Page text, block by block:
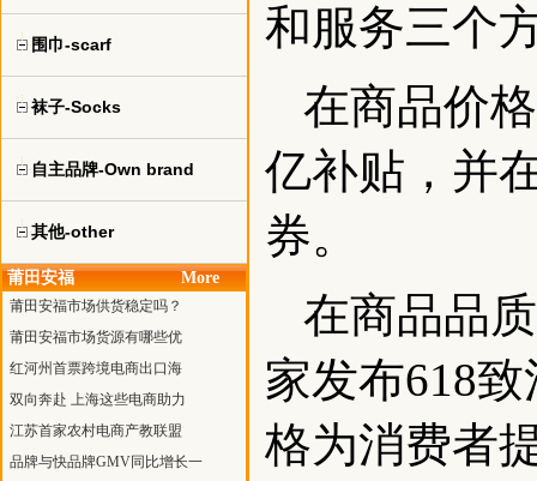
围巾-scarf
袜子-Socks
自主品牌-Own brand
其他-other
莆田安福 More
莆田安福市场供货稳定吗？
莆田安福市场货源有哪些优
红河州首票跨境电商出口海
双向奔赴 上海这些电商助力
江苏首家农村电商产教联盟
品牌与快品牌GMV同比增长一
和服务三个
在商品价
亿补贴，并
券。
在商品品
家发布618
格为消费者